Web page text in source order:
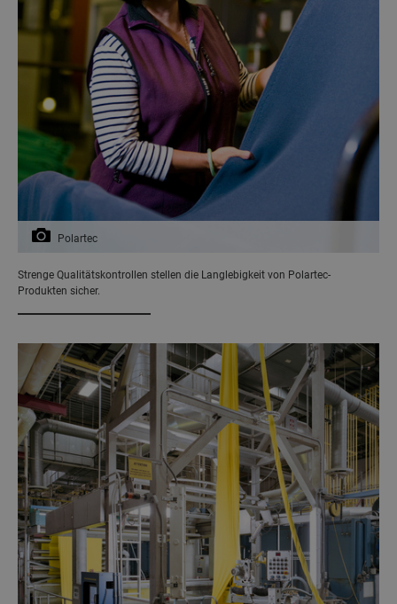
Polartec
Strenge Qualitätskontrollen stellen die Langlebigkeit von Polartec-
Produkten sicher.